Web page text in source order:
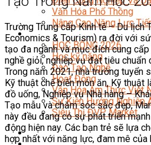
Văn Hóa Phổ Thông
Nâng Cao Năng Lực
Tin Tức
HỌC BỔNG 2026
Học kỹ năng
Đào Tạo Nghề
Hoạt Động
Văn Hóa Ẩm Thực Việt
Sự Kiện Hướng Nghiệp
Siêu Thị ĐVP Market
Trường Trung cấp Kinh tế – Du lịch
Economics & Tourism) ra đời với
tạo đa ngành và mục đích cung
nghề giỏi, nghiệp vụ đạt tiêu chuẩn
Trong năm 2021, nhà trường tuyển
Kỹ thuật chế biến món ăn, Kỹ thuật
đồ uống, Nghiệp vụ Nhà hàng –
Tạo mẫu và chăm sóc sắc đẹp,
này đều đang có sự phát triển
động hiện nay. Các bạn trẻ sẽ lựa
hợp nhất với năng lực, đam mê của